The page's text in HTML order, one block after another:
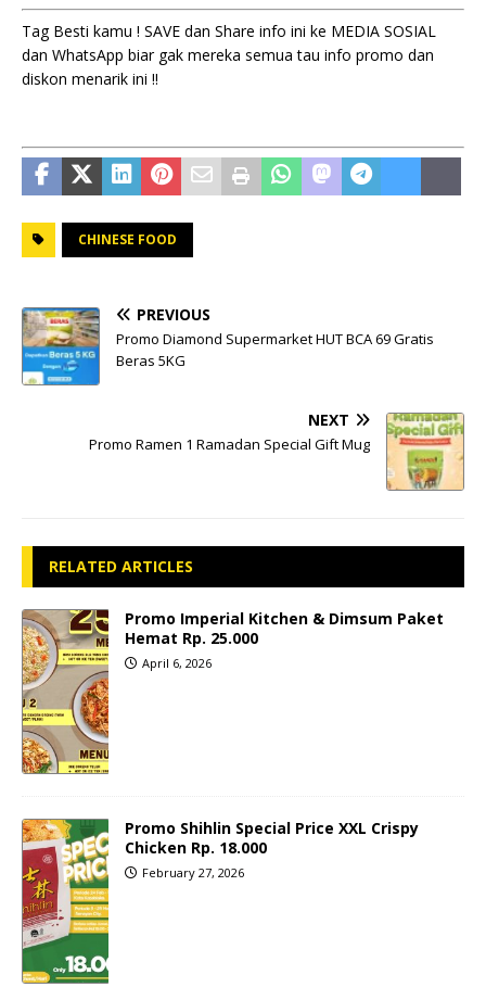
Tag Besti kamu ! SAVE dan Share info ini ke MEDIA SOSIAL
dan WhatsApp biar gak mereka semua tau info promo dan
diskon menarik ini !!
CHINESE FOOD
PREVIOUS
Promo Diamond Supermarket HUT BCA 69 Gratis
Beras 5KG
NEXT
Promo Ramen 1 Ramadan Special Gift Mug
RELATED ARTICLES
Promo Imperial Kitchen & Dimsum Paket
Hemat Rp. 25.000
April 6, 2026
Promo Shihlin Special Price XXL Crispy
Chicken Rp. 18.000
February 27, 2026